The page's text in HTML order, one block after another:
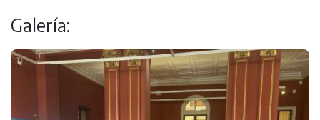
Galería